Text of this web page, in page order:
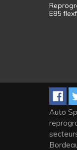
E85
Auto